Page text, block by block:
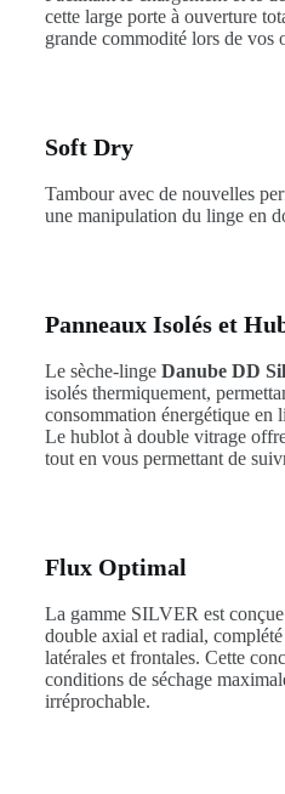
cette large porte à ouverture
grande commodité lors de vos
Soft Dry
Tambour avec de nouvelles
une manipulation du linge en
Panneaux Isolés et
Le sèche-linge Danube DD
isolés thermiquement,
consommation énergétique en
Le hublot à double vitrage
tout en vous permettant de
Flux Optimal
La gamme SILVER est
double axial et radial, complété
latérales et frontales. Cette
conditions de séchage
irréprochable.